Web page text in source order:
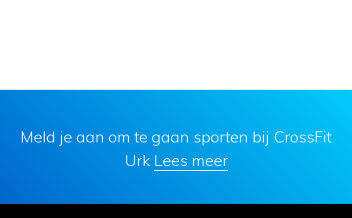
Meld je aan om te gaan sporten bij CrossFit
Urk Lees meer